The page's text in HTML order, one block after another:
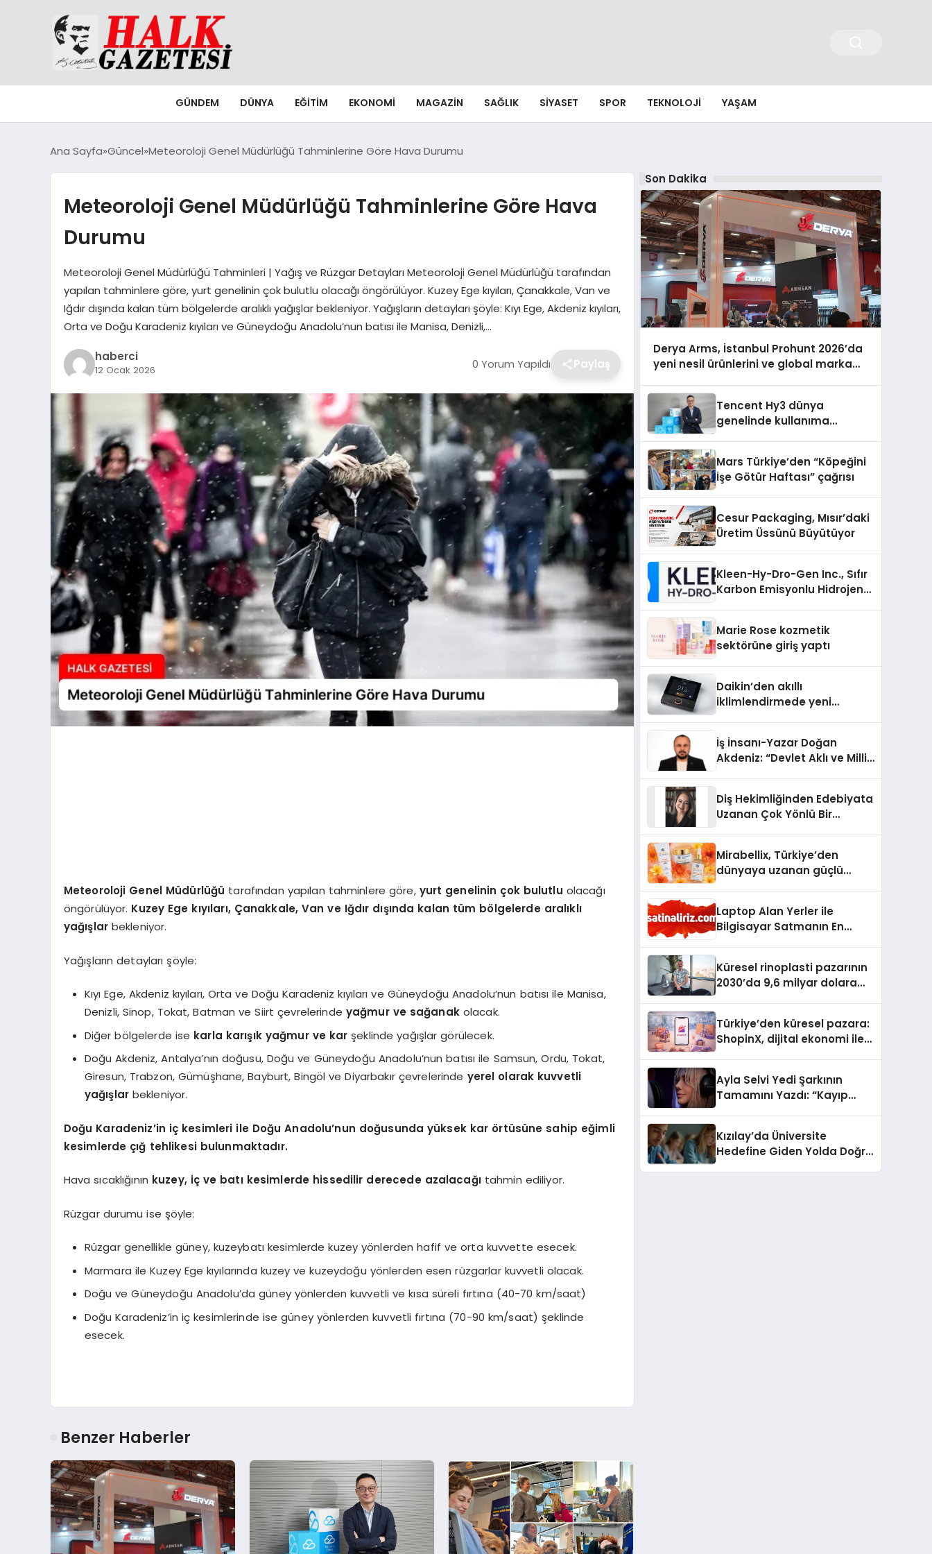
GÜNDEM DÜNYA EĞITIM EKONOMI MAGAZIN SAĞLIK SIYASET SPOR TEKNOLOJI YAŞAM
Ana Sayfa Güncel Meteoroloji Genel Müdürlüğü Tahminlerine Göre Hava Durumu
Meteoroloji Genel Müdürlüğü Tahminlerine Göre Hava
Durumu
Meteoroloji Genel Müdürlüğü Tahminleri | Yağış ve Rüzgar Detayları Meteoroloji Genel Müdürlüğü tarafından
yapılan tahminlere göre, yurt genelinin çok bulutlu olacağı öngörülüyor. Kuzey Ege kıyıları, Çanakkale, Van ve
Iğdır dışında kalan tüm bölgelerde aralıklı yağışlar bekleniyor. Yağışların detayları şöyle: Kıyı Ege, Akdeniz kıyıları,
Orta ve Doğu Karadeniz kıyıları ve Güneydoğu Anadolu’nun batısı ile Manisa, Denizli,…
haberci
12 Ocak 2026 0 Yorum Yapıldı Paylaş
Meteoroloji Genel Müdürlüğü tarafından yapılan tahminlere göre, yurt genelinin çok bulutlu olacağı
öngörülüyor. Kuzey Ege kıyıları, Çanakkale, Van ve Iğdır dışında kalan tüm bölgelerde aralıklı
yağışlarbekleniyor.
Yağışların detayları şöyle:
Kıyı Ege, Akdeniz kıyıları, Orta ve Doğu Karadeniz kıyıları ve Güneydoğu Anadolu’nun batısı ile Manisa,
Denizli, Sinop, Tokat, Batman ve Siirt çevrelerinde yağmur ve sağanakolacak.
Diğer bölgelerde ise karla karışık yağmur ve kar şeklinde yağışlar görülecek.
Doğu Akdeniz, Antalya’nın doğusu, Doğu ve Güneydoğu Anadolu’nun batısı ile Samsun, Ordu, Tokat,
Giresun, Trabzon, Gümüşhane, Bayburt, Bingöl ve Diyarbakır çevrelerinde yerel olarak kuvvetli
yağışlarbekleniyor.
Doğu Karadeniz’in iç kesimleri ile Doğu Anadolu’nun doğusunda yüksek kar örtüsüne sahip eğimli
kesimlerde çığ tehlikesibulunmaktadır.
Hava sıcaklığının kuzey, iç ve batı kesimlerde hissedilir derecede azalacağıtahmin ediliyor.
Rüzgar durumu ise şöyle:
Rüzgar genellikle güney, kuzeybatı kesimlerde kuzey yönlerden hafif ve orta kuvvette esecek.
Marmara ile Kuzey Ege kıyılarında kuzey ve kuzeydoğu yönlerden esen rüzgarlar kuvvetli olacak.
Doğu ve Güneydoğu Anadolu’da güney yönlerden kuvvetli ve kısa süreli fırtına (40-70 km/saat)
Doğu Karadeniz’in iç kesimlerinde ise güney yönlerden kuvvetli fırtına (70-90 km/saat) şeklinde
esecek.
Benzer Haberler
Son Dakika
Derya Arms, İstanbul Prohunt 2026’da
yeni nesil ürünlerini ve global marka
Tencent Hy3 dünya
genelinde kullanıma
Mars Türkiye’den “Köpeğini
İşe Götür Haftası” çağrısı
Cesur Packaging, Mısır’daki
Üretim Üssünü Büyütüyor
Kleen-Hy-Dro-Gen Inc., Sıfır
Karbon Emisyonlu Hidrojen
Aldı
Marie Rose kozmetik
sektörüne giriş yaptı
Daikin’den akıllı
iklimlendirmede yeni
İş İnsanı-Yazar Doğan
Akdeniz: “Devlet Aklı ve Milli
Diş Hekimliğinden Edebiyata
Uzanan Çok Yönlü Bir
Mirabellix, Türkiye’den
dünyaya uzanan güçlü
Laptop Alan Yerler ile
Bilgisayar Satmanın En
Küresel rinoplasti pazarının
2030’da 9,6 milyar dolara
Türkiye’den küresel pazara:
ShopinX, dijital ekonomi ile
Ayla Selvi Yedi Şarkının
Tamamını Yazdı: “Kayıp
Kızılay’da Üniversite
Hedefine Giden Yolda Doğru